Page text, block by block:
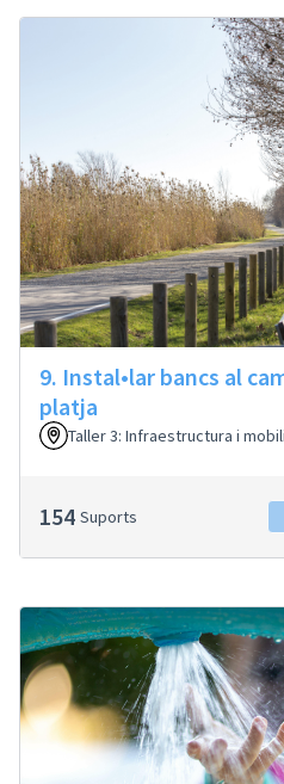
9. Instal•lar bancs al
platja
Taller 3: Infraestructura i
154 Suports